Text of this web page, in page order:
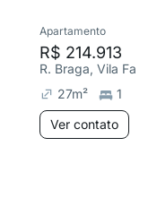
Apartamento
R$ 214.913
R. Braga, Vila
27m²
1
Ver contato